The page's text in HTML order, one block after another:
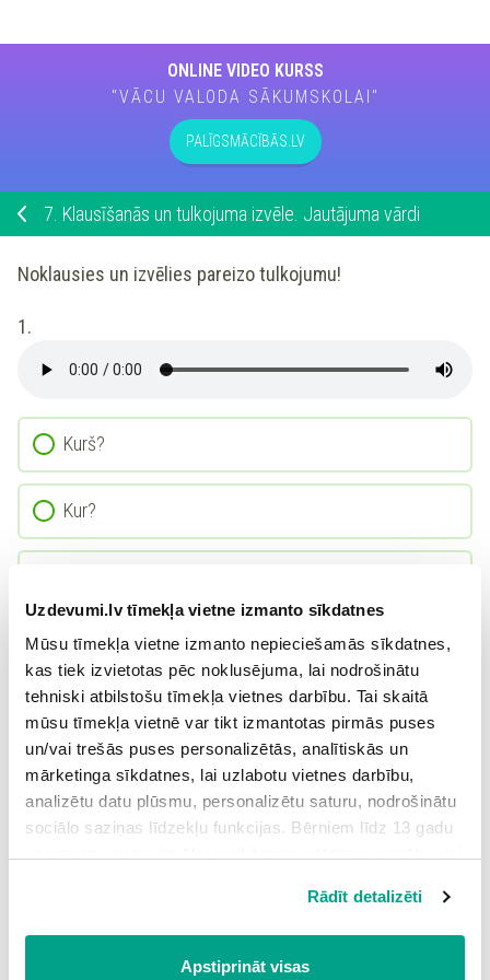
Uzdevumi.lv tīmekļa vietne izmanto sīkdatnes
Mūsu tīmekļa vietne izmanto nepieciešamās sīkdatnes,
kas tiek izvietotas pēc noklusējuma, lai nodrošinātu
tehniski atbilstošu tīmekļa vietnes darbību. Tai skaitā
mūsu tīmekļa vietnē var tikt izmantotas pirmās puses
un/vai trešās puses personalizētās, analītiskās un
mārketinga sīkdatnes, lai uzlabotu vietnes darbību,
analizētu datu plūsmu, personalizētu saturu, nodrošinātu
sociālo saziņas līdzekļu funkcijas. Bērniem līdz 13 gadu
Spiežot uz pogas “Apstiprināt visas”, Jūs piekrītat visām
sīkdatnēm, kas atrodas šajā tīmekļa vietnē, ieskaitot
trešo pušu mārketinga sīkdatnes. Spiežot uz pogas
Rādīt detalizēti
Apstiprināt visas
ONLINE VIDEO KURSS
"VĀCU VALODA SĀKUMSKOLAI"
PALĪGSMĀCĪBĀS.LV
7. Klausīšanās un tulkojuma izvēle. Jautājuma vārdi
Noklausies un izvēlies pareizo tulkojumu!
1.
Kurš?
Kur?
2.
Cik daudz?
Cik vecs?